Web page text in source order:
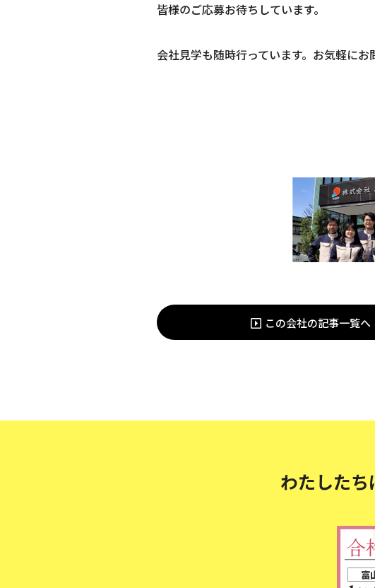
皆様のご応募お待ちしています。
会社見学も随時行っています。お気軽にお
この会社の記事一覧へ
わたした